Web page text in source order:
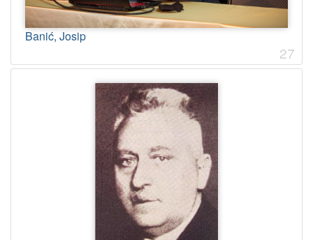
Banić, Josip
27